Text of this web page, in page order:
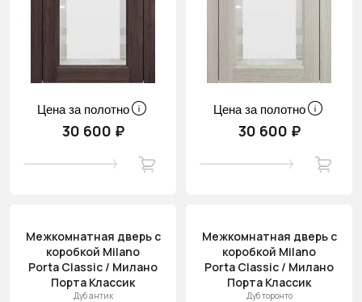
Цена за полотно
30 600 ₽
Цена за полотно
30 600 ₽
Межкомнатная дверь с
коробкой Milano
Porta Classic / Милано
Порта Классик
Дуб антик
Межкомнатная дверь с
коробкой Milano
Porta Classic / Милано
Порта Классик
Дуб торонто